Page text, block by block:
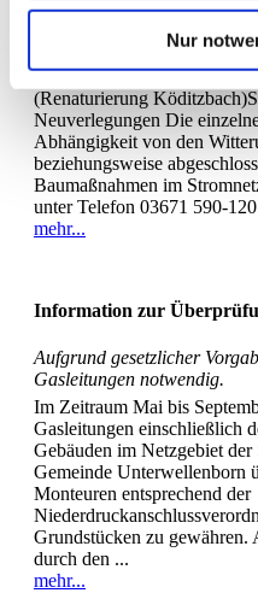
Nur
LachenstraßeStrom/
281 3. BAStrom/
dem Graben 2. BAStrom/
CröstenStromNetzausbau/
(Renaturierung
Neuverlegungen Die
Abhängigkeit von den
beziehungsweise
Baumaßnahmen im
unter Telefon 03671 590-
mehr...
Information zur
Aufgrund gesetzlicher
Gasleitungen notwendig.
Im Zeitraum Mai bis
Gasleitungen einschließlich
Gebäuden im Netzgebiet
Gemeinde Unterwellenborn
Monteuren entsprechend der
Grundstücken zu
durch den ...
mehr...